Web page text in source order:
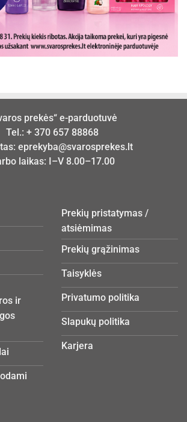
prekės“ e-parduotuvė
Tel.: + 370 657 88868
eprekyba@svarosprekes.lt
laikas: I–V 8.00–17.00
ir
Prekių pristatymas /
atsiėmimas
Prekių grąžinimas
Taisyklės
Privatumo politika
Slapukų politika
Karjera